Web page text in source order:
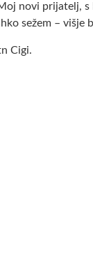
novi prijatelj,
sežem – višje
Cigi.